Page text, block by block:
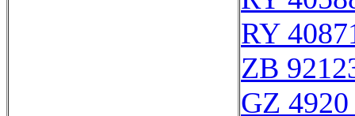
RY
ZB
GZ